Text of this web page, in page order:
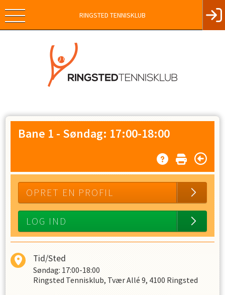
RINGSTED TENNISKLUB
Bane 1 - Søndag: 17:00-18:00
OPRET EN PROFIL
LOG IND
Tid/Sted
Søndag: 17:00-18:00
Ringsted Tennisklub, Tvær Allé 9, 4100 Ringsted